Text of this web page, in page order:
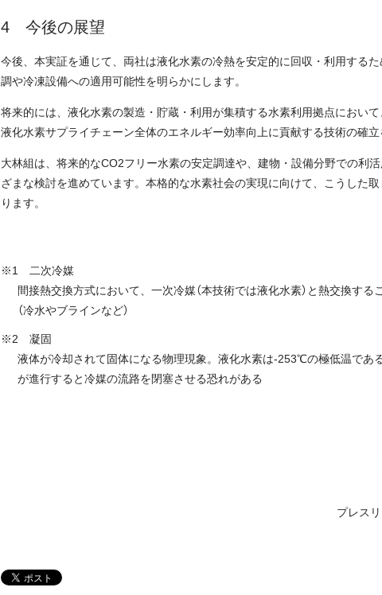
今後の展望
今後、本実証を通じて、両社は液化水素の冷熱を安定的に回収・利用する
調や冷凍設備への適用可能性を明らかにします。
将来的には、液化水素の製造・貯蔵・利用が集積する水素利用拠点におい
液化水素サプライチェーン全体のエネルギー効率向上に貢献する技術の確立
大林組は、将来的なCO2フリー水素の安定調達や、建物・設備分野での利
ざまな検討を進めています。本格的な水素社会の実現に向けて、こうした
ります。
※1 二次冷媒
間接熱交換方式において、一次冷媒（本技術では液化水素）と熱交換す
（冷水やブラインなど）
※2 凝固
液体が冷却されて固体になる物理現象。液化水素は-253℃の極低温であ
が進行すると冷媒の流路を閉塞させる恐れがある
プレス